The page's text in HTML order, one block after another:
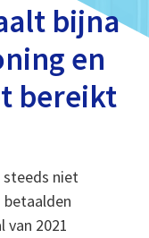
bijna
en
bereikt
steeds niet
betaalden
van 2021